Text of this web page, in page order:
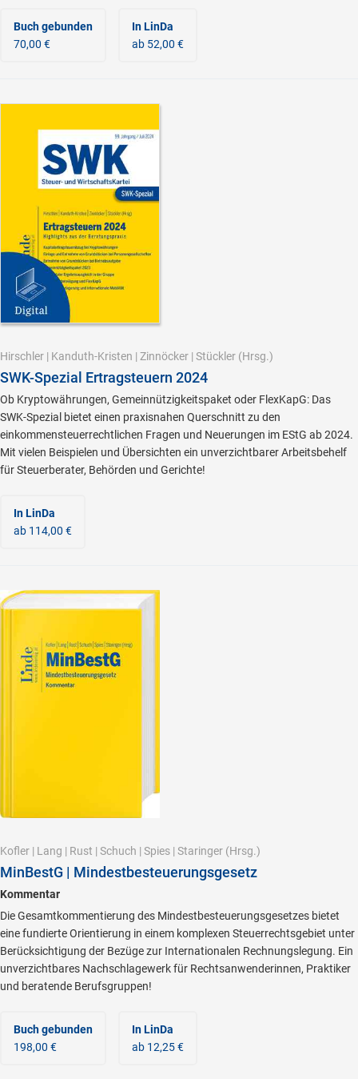
Buch gebunden
70,00 €
In LinDa
ab 52,00 €
Hirschler | Kanduth-Kristen | Zinnöcker | Stückler (Hrsg.)
SWK-Spezial Ertragsteuern 2024
Ob Kryptowährungen, Gemeinnützigkeitspaket oder FlexKapG: Das
SWK-Spezial bietet einen praxisnahen Querschnitt zu den
einkommensteuerrechtlichen Fragen und Neuerungen im EStG ab 2024.
Mit vielen Beispielen und Übersichten ein unverzichtbarer Arbeitsbehelf
für Steuerberater, Behörden und Gerichte!
In LinDa
ab 114,00 €
Kofler | Lang | Rust | Schuch | Spies | Staringer (Hrsg.)
MinBestG | Mindestbesteuerungsgesetz
Kommentar
Die Gesamtkommentierung des Mindestbesteuerungsgesetzes bietet
eine fundierte Orientierung in einem komplexen Steuerrechtsgebiet unter
Berücksichtigung der Bezüge zur Internationalen Rechnungslegung. Ein
unverzichtbares Nachschlagewerk für Rechtsanwenderinnen, Praktiker
und beratende Berufsgruppen!
Buch gebunden
198,00 €
In LinDa
ab 12,25 €